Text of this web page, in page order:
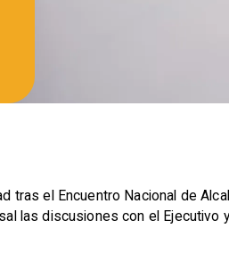
tras el Encuentro Nacional de
las discusiones con el Ejecutivo